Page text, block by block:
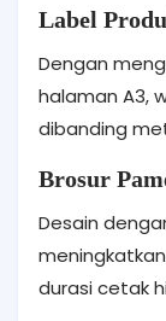
Label
Dengan
halaman A3,
dibanding
Brosur
Desain
meningkatkan
durasi cetak